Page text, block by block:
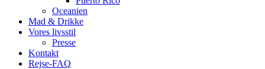
Oceanien
Mad & Drikke
Vores livsstil
Presse
Kontakt
Rejse-FAQ